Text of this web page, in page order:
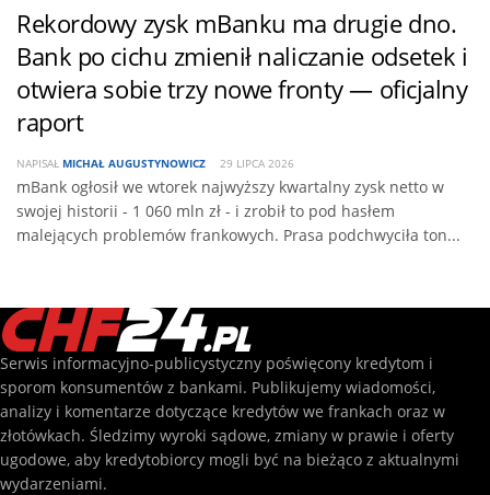
Rekordowy zysk mBanku ma drugie dno.
Bank po cichu zmienił naliczanie odsetek i
otwiera sobie trzy nowe fronty — oficjalny
raport
NAPISAŁ MICHAŁ AUGUSTYNOWICZ 29 LIPCA 2026
mBank ogłosił we wtorek najwyższy kwartalny zysk netto w
swojej historii - 1 060 mln zł - i zrobił to pod hasłem
malejących problemów frankowych. Prasa podchwyciła ton...
Serwis informacyjno-publicystyczny poświęcony kredytom i
sporom konsumentów z bankami. Publikujemy wiadomości,
analizy i komentarze dotyczące kredytów we frankach oraz w
złotówkach. Śledzimy wyroki sądowe, zmiany w prawie i oferty
ugodowe, aby kredytobiorcy mogli być na bieżąco z aktualnymi
wydarzeniami.